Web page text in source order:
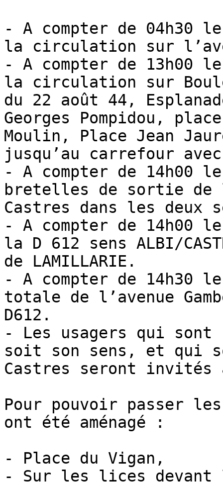
- A compter de
la circulation sur
- A compter de
la circulation sur
du 22 août 44,
Georges Pompidou,
Moulin, Place Jean
jusqu’au carrefour
- A compter de
bretelles de sortie de
Castres dans les deux
- A compter de
la D 612 sens ALBI/
de LAMILLARIE.
- A compter de
totale de l’avenue
D612.
- Les usagers qui
soit son sens, et qui
Castres seront
Pour pouvoir passer
ont été aménagé :
- Place du Vigan,
- Sur les lices devant